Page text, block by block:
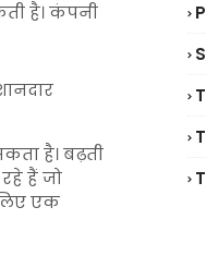
है। कंपनी
है। बढ़ती
हैं जो
एक